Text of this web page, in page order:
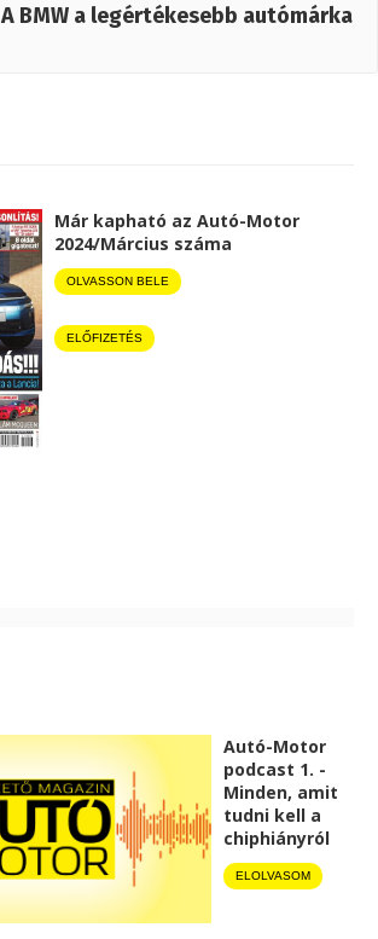
A BMW a legértékesebb autómárka
Már kapható az Autó-Motor
2024/Március száma
OLVASSON BELE
ELŐFIZETÉS
Autó-Motor
podcast 1. -
Minden, amit
tudni kell a
chiphiányról
ELOLVASOM